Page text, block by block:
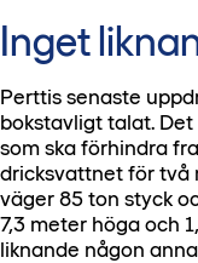
Inget
Perttis senaste
bokstavligt talat.
som ska förhindra
dricksvattnet för två
väger 85 ton styck
7,3 meter höga och
liknande någon